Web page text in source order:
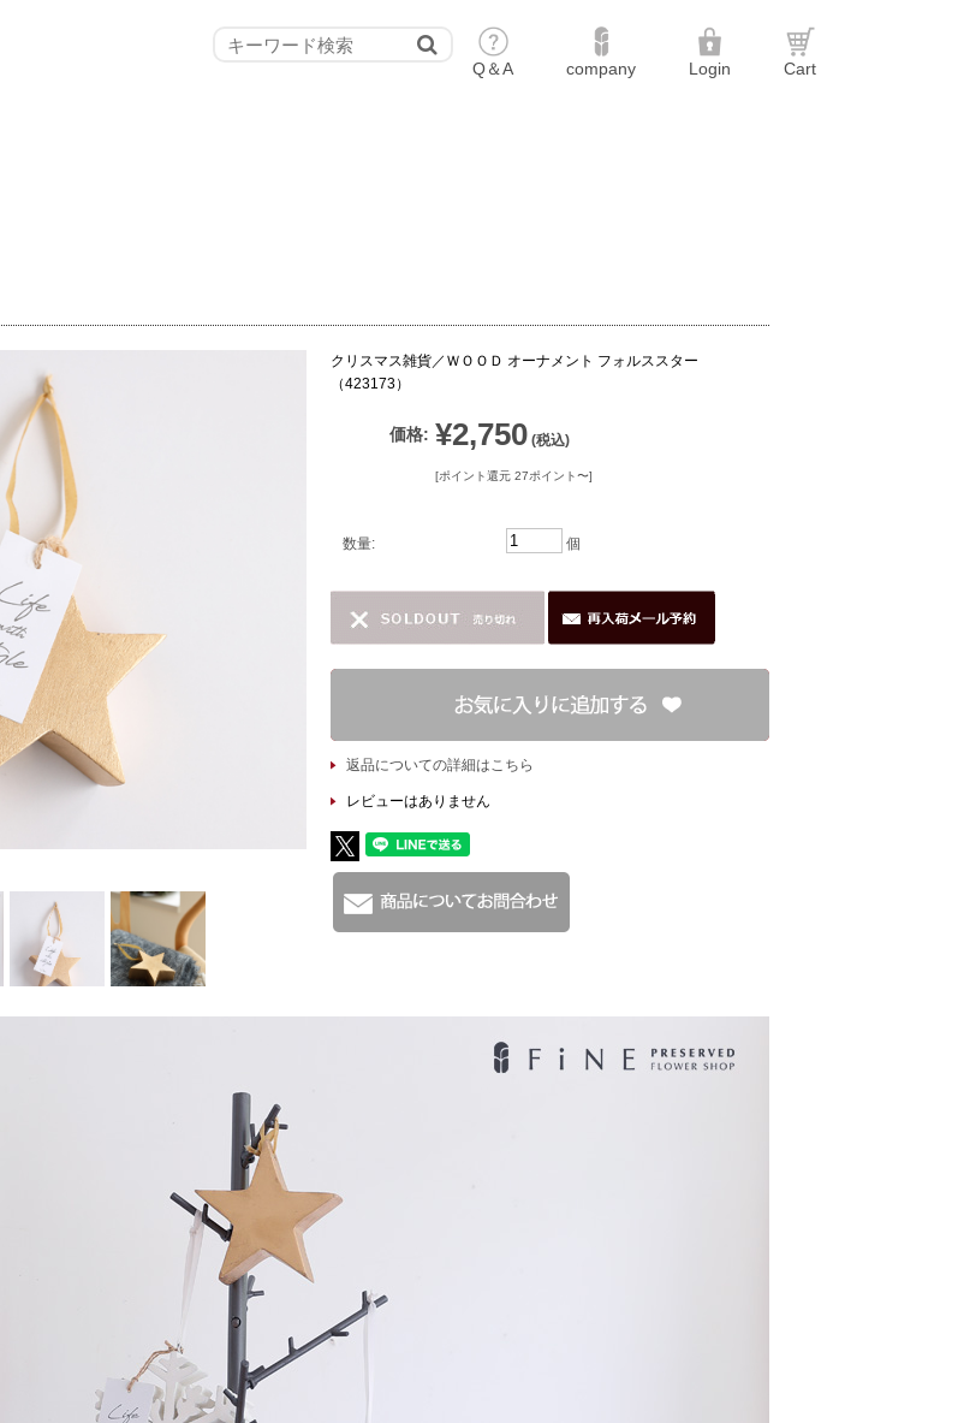
クリスマス雑貨／ＷＯＯＤ オーナメント フォルススター
（423173）
価格: ¥2,750 (税込)
[ポイント還元 27ポイント〜]
数量: 個
返品についての詳細はこちら
レビューはありません